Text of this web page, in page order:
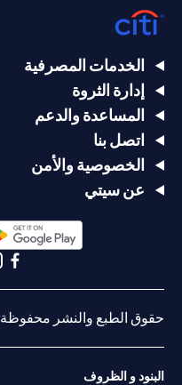
الخدمات المصرفية
إدارة الثروة
المساعدة والدعم
اتصل بنا
الخصوصية والأمن
عن سيتي
حقوق الطبع والنشر محفوظة ©2026 سيتي جروب
البنود و الظروف